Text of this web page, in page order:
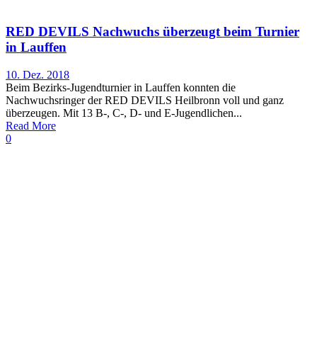
RED DEVILS Nachwuchs überzeugt beim Turnier
in Lauffen
10. Dez. 2018
Beim Bezirks-Jugendturnier in Lauffen konnten die
Nachwuchsringer der RED DEVILS Heilbronn voll und ganz
überzeugen. Mit 13 B-, C-, D- und E-Jugendlichen...
Read More
0